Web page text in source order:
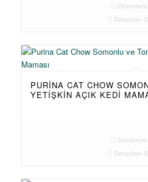
Detayları
PURINA CAT CHOW
YETIŞKIN AÇIK KEDI
Detayları